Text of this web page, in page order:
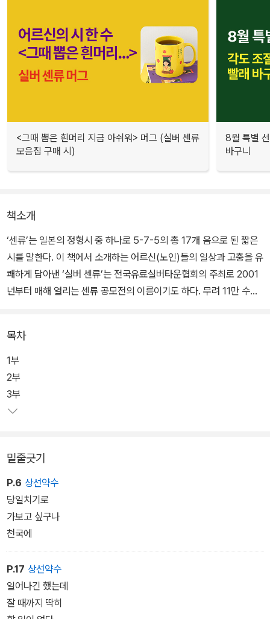
<그때 뽑은 흰머리 지금 아쉬워> 머그 (실버 센류
모음집 구매 시)
8월 특별
바구니
책소개
‘센류’는 일본의 정형시 중 하나로 5-7-5의 총 17개 음으로 된 짧은
시를 말한다. 이 책에서 소개하는 어르신(노인)들의 일상과 고충을 유
쾌하게 담아낸 ‘실버 센류’는 전국유료실버타운협회의 주최로 2001
년부터 매해 열리는 센류 공모전의 이름이기도 하다. 무려 11만 수가
나이를 먹는 것은 누구나 가는 길을 걷는 일이다. 기쁜 일로만 가득한
건 아닌 오르막과 내리막이 있고, 울퉁불퉁한 길이지만 '내려갈 때 보
았네. 올라갈 때 보지 못한 그 꽃'이란 시의 구절처럼 나이를 먹었기에
보이는 풍경도 분명 있다. 『사랑인 줄 알았는데 부정맥』은 초고령 사
회의 축소판이자 메시지집이다.
목차
1부
2부
3부
밑줄긋기
P.6 상선약수
당일치기로
가보고 싶구나
천국에
P.17 상선약수
일어나긴 했는데
잘 때까지 딱히